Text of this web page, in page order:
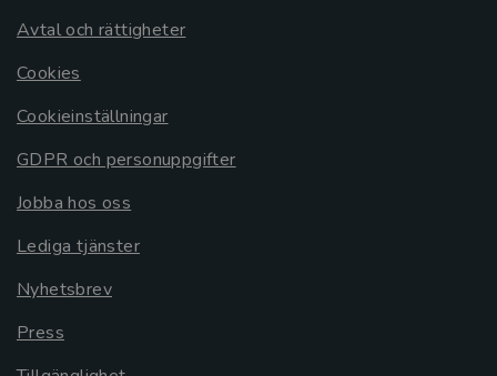
Avtal och rättigheter
Cookies
Cookieinställningar
GDPR och personuppgifter
Jobba hos oss
Lediga tjänster
Nyhetsbrev
Press